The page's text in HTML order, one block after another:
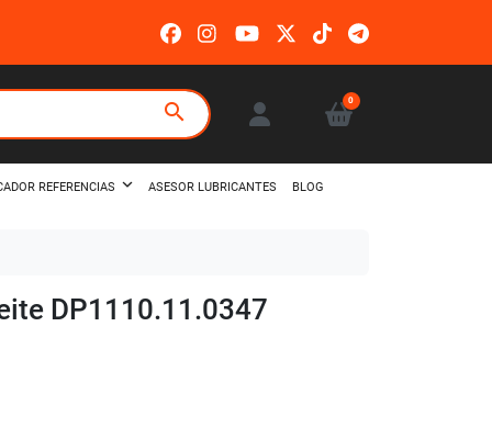
search 0
REFERENCIAS ASESOR LUBRICANTES BLOG
DP1110.11.0347